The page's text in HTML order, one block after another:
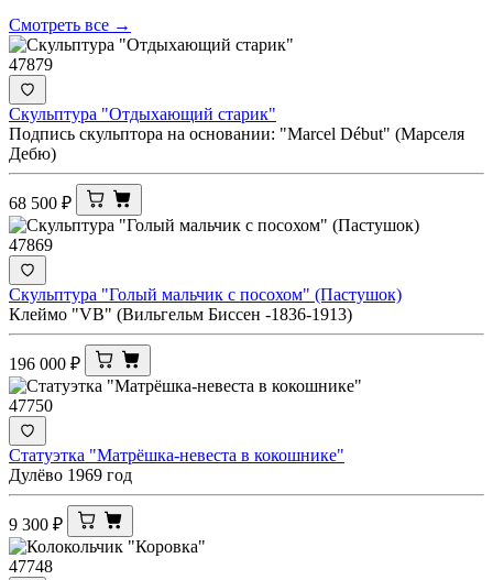
Смотреть все →
47879
Скульптура "Отдыхающий старик"
Подпись скульптора на основании: "Marcel Début" (Марселя
Дебю)
68 500 ₽
47869
Скульптура "Голый мальчик с посохом" (Пастушок)
Клеймо "VB" (Вильгельм Биссен -1836-1913)
196 000 ₽
47750
Статуэтка "Матрёшка-невеста в кокошнике"
Дулёво 1969 год
9 300 ₽
47748